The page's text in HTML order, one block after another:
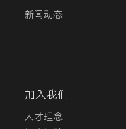
新闻动态
加入我们
人才理念